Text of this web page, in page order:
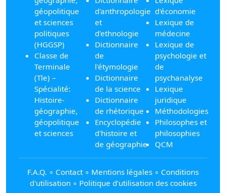
géopolitique
et sciences
politiques
(HGGSP)
Classe de
Terminale
(Tle) –
Spécialité:
Histoire-
géographie,
géopolitique
et sciences
d'anthropologie
et
d'ethnologie
Dictionnaire
de
l'étymologie
Dictionnaire
de la science
Dictionnaire
de rhétorique
Encyclopédie
d'histoire et
de géographie
d'économie
Lexique de
médecine
Lexique de
psychologie et
de
psychanalyse
Lexique
juridique
Méthodologies
Philosophes et
philosophies
QCM
F.A.Q. ∘ Contact ∘ Mentions légales ∘ Conditions
d'utilisation∘ Politique d’utilisation des cookies